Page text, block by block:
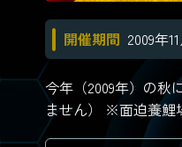
開催期間 2009年
今年（2009年）の秋
ません） ※面迫養鯉